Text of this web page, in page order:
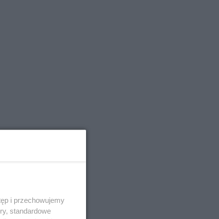
i przechowujemy
standardowe